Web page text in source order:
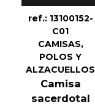
ref.: 13100152-
C01
CAMISAS,
POLOS Y
ALZACUELLOS
Camisa
sacerdotal